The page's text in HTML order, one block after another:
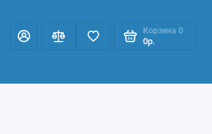
Корзина 0
0р.